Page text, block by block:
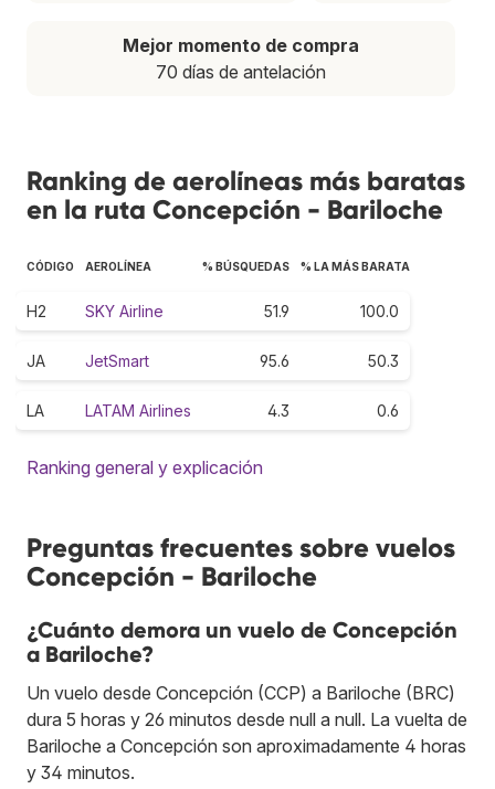
Mejor momento de compra
70 días de antelación
Ranking de aerolíneas más baratas
en la ruta Concepción - Bariloche
CÓDIGO AEROLÍNEA % BÚSQUEDAS % LA MÁS BARATA
H2 SKY Airline 51.9 100.0
JA JetSmart 95.6 50.3
LA LATAM Airlines 4.3 0.6
Ranking general y explicación
Preguntas frecuentes sobre vuelos
Concepción - Bariloche
¿Cuánto demora un vuelo de Concepción
a Bariloche?
Un vuelo desde Concepción (CCP) a Bariloche (BRC)
dura 5 horas y 26 minutos desde null a null. La vuelta de
Bariloche a Concepción son aproximadamente 4 horas
y 34 minutos.